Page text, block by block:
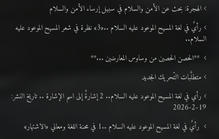
الهجرة: بحث عن الأمن والسلام في سبيل إرساء الأمن والسلام
رأيٌ في لغة المسيح الموعود عليه السلام ..«3» نظرة في شعر المسيح الموعود عليه
السلام..
**الحصن الحصين من وساوس المعارضين ...**
متطلَّبات التّحريك الجديد
رأي في لغة المسيح الموعود عليه السلام.. 2 إشارةٌ إلى اسم الإشارة .. تاريخ النشر:
19-2-2026
رأيٌ في لغة المسيح الموعود عليه السلام ..1 في محنة اللغة ومعاني «الاشتهار»